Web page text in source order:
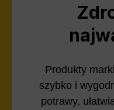
Produkty
szybko i
potrawy,